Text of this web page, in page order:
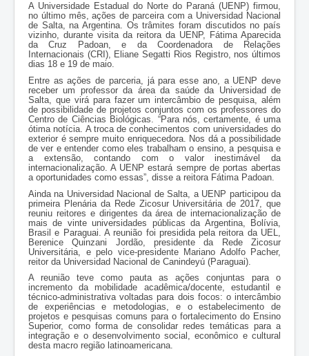
A Universidade Estadual do Norte do Paraná (UENP) firmou,
no último mês, ações de parceira com a Universidad Nacional
de Salta, na Argentina. Os trâmites foram discutidos no país
vizinho, durante visita da reitora da UENP, Fátima Aparecida
da Cruz Padoan, e da Coordenadora de Relações
Internacionais (CRI), Eliane Segatti Rios Registro, nos últimos
dias 18 e 19 de maio.
Entre as ações de parceria, já para esse ano, a UENP deve
receber um professor da área da saúde da Universidad de
Salta, que virá para fazer um intercâmbio de pesquisa, além
de possibilidade de projetos conjuntos com os professores do
Centro de Ciências Biológicas. “Para nós, certamente, é uma
ótima notícia. A troca de conhecimentos com universidades do
exterior é sempre muito enriquecedora. Nos dá a possibilidade
de ver e entender como eles trabalham o ensino, a pesquisa e
a extensão, contando com o valor inestimável da
internacionalização. A UENP estará sempre de portas abertas
a oportunidades como essas”, disse a reitora Fátima Padoan.
Ainda na Universidad Nacional de Salta, a UENP participou da
primeira Plenária da Rede Zicosur Universitária de 2017, que
reuniu reitores e dirigentes da área de internacionalização de
mais de vinte universidades públicas da Argentina, Bolívia,
Brasil e Paraguai. A reunião foi presidida pela reitora da UEL,
Berenice Quinzani Jordão, presidente da Rede Zicosur
Universitária, e pelo vice-presidente Mariano Adolfo Pacher,
reitor da Universidad Nacional de Canindeyú (Paraguai).
A reunião teve como pauta as ações conjuntas para o
incremento da mobilidade acadêmica/docente, estudantil e
técnico-administrativa voltadas para dois focos: o intercâmbio
de experiências e metodologias, e o estabelecimento de
projetos e pesquisas comuns para o fortalecimento do Ensino
Superior, como forma de consolidar redes temáticas para a
integração e o desenvolvimento social, econômico e cultural
desta macro região latinoamericana.